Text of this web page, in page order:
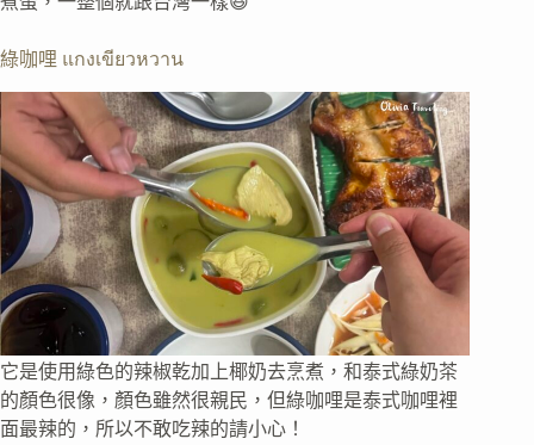
綠咖哩 แกงเขียวหวาน
它是使用綠色的辣椒乾加上椰奶去烹煮，和泰式綠奶茶
的顏色很像，顏色雖然很親民，但綠咖哩是泰式咖哩裡
面最辣的，所以不敢吃辣的請小心！